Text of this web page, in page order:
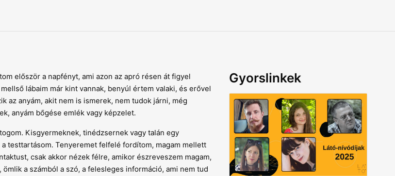
először a napfényt, ami azon az apró résen át figyel
lábaim már kint vannak, benyúl értem valaki, és erővel
az anyám, akit nem is ismerek, nem tudok járni, még
anyám bőgése emlék vagy képzelet.
Kisgyermeknek, tinédzsernek vagy talán egy
testtartásom. Tenyeremet felfelé fordítom, magam mellett
csak akkor nézek félre, amikor észreveszem magam,
a számból a szó, a felesleges információ, ami nem tud
Gyorslinkek